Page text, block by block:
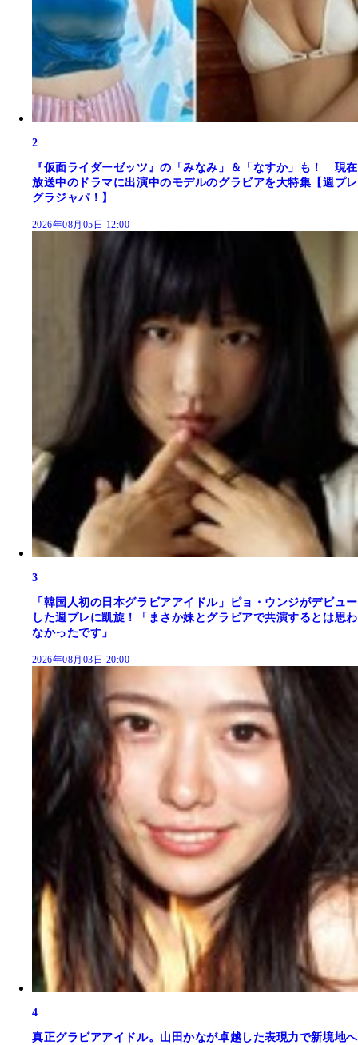
2
『仮面ライダーゼッツ』の「みなみ」＆「なすか」も！ 現在
放送中のドラマに出演中のモデルのグラビアを大特集【週プレ
グラジャパ！】
2026年08月05日 12:00
3
「韓国人初の日本グラビアアイドル」ピョ・ウンジがデビュー
した週プレに凱旋！「まさか妹とグラビアで共演するとは思わ
なかったです」
2026年08月03日 20:00
4
真正グラビアアイドル。山田かなが卓越した表現力で新境地へ